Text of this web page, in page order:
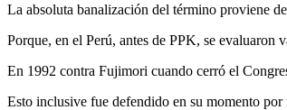
La absoluta banalización del término proviene
Porque, en el Perú, antes de PPK, se evaluaron
En 1992 contra Fujimori cuando cerró el
Esto inclusive fue defendido en su momento